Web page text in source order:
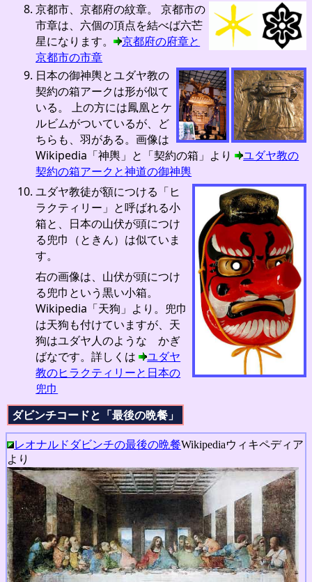
京都市、京都府の紋章。 京都市の
市章は、六個の頂点を結べば六芒
星になります。 京都府の府章と
京都市の市章
日本の御神輿とユダヤ教の
契約の箱アークは形が似て
いる。 上の方には鳳凰とケ
ルビムがついているが、ど
ちらも、羽がある。画像は
Wikipedia「神輿」と「契約の箱」より ユダヤ教の
契約の箱アークと神道の御神輿
ユダヤ教徒が額につける「ヒ
ラクティリー」と呼ばれる小
箱と、日本の山伏が頭につけ
る兜巾（ときん）は似ていま
す。
右の画像は、山伏が頭につけ
る兜巾という黒い小箱。
Wikipedia「天狗」より。兜巾
は天狗も付けていますが、天
狗はユダヤ人のような かぎ
ばなです。詳しくは ユダヤ
教のヒラクティリーと日本の
兜巾
ダビンチコードと「最後の晩餐」
レオナルドダビンチの最後の晩餐Wikipediaウィキペディア
より